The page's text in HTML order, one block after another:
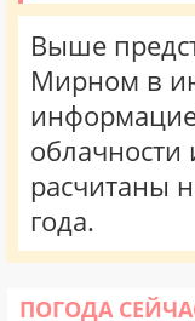
Выше
Мирном в
облачности
расчитаны
года.
ПОГОДА